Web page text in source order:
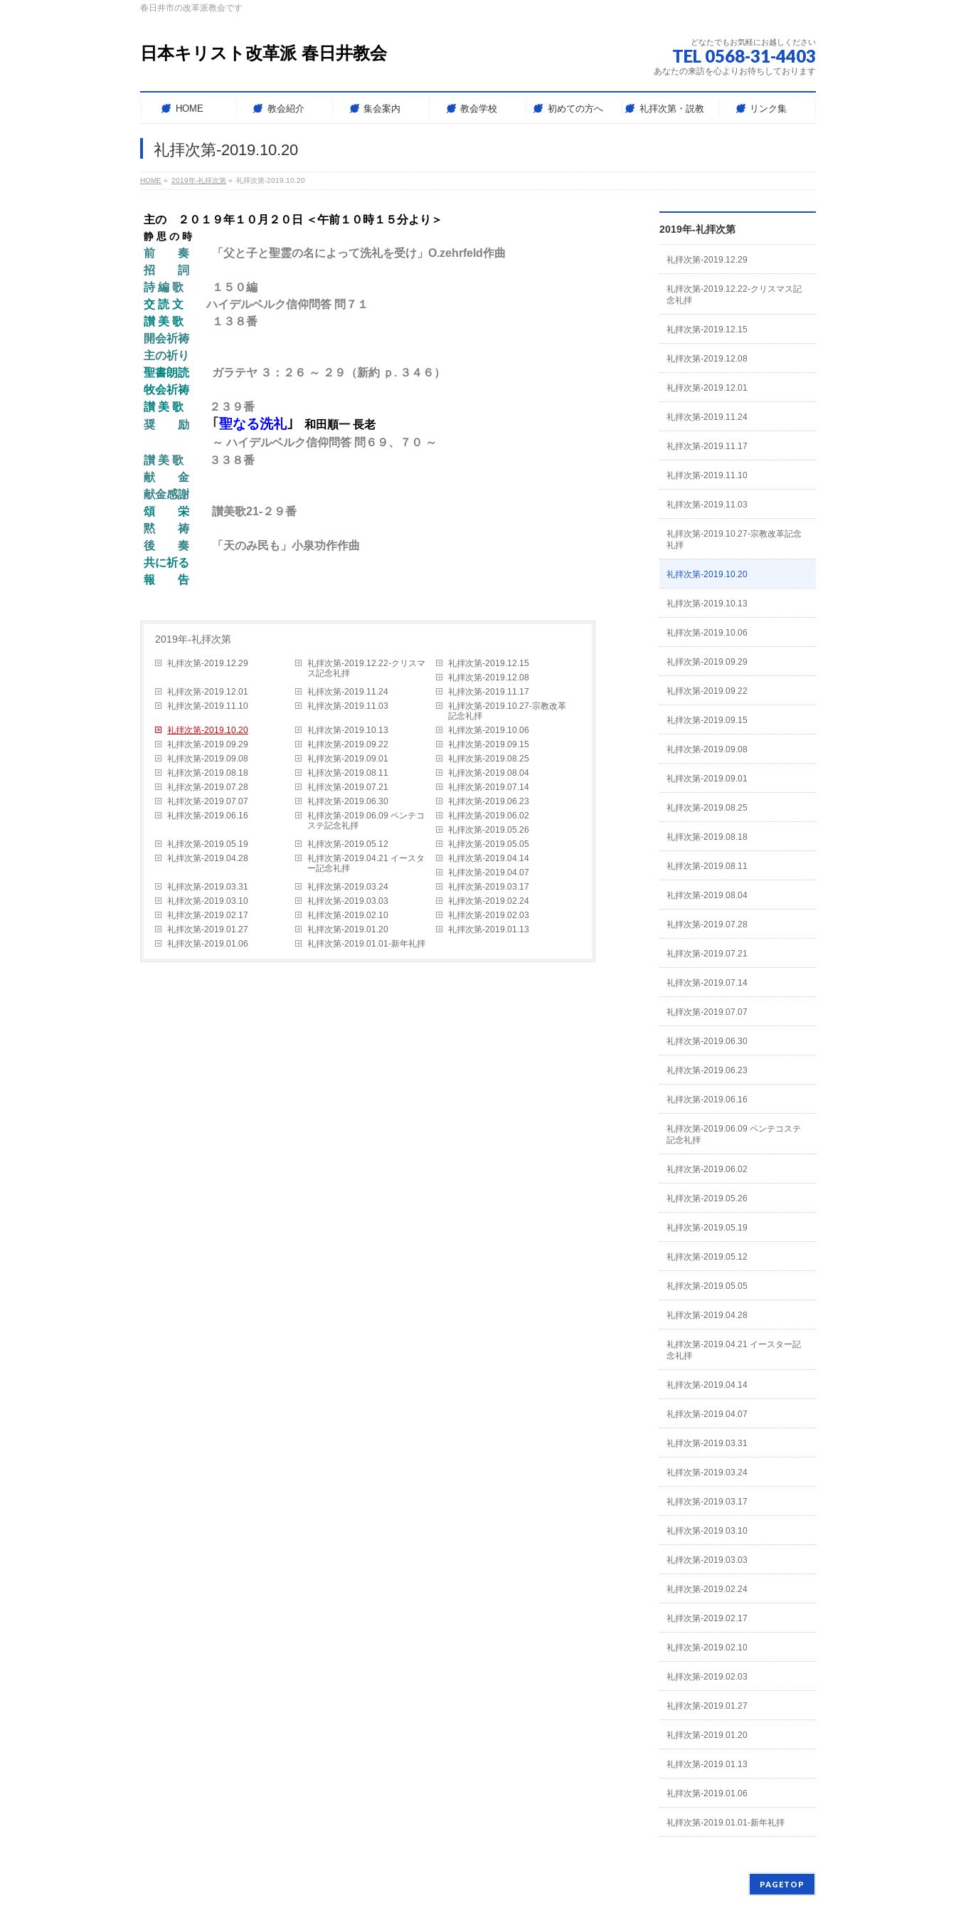
春日井市の改革派教会です
日本キリスト改革派 春日井教会
どなたでもお気軽にお越しください
TEL 0568-31-4403
あなたの来訪を心よりお待ちしております
HOME 教会紹介 集会案内 教会学校 初めての方へ 礼拝次第・説教 リンク集
礼拝次第-2019.10.20
HOME » 2019年-礼拝次第 » 礼拝次第-2019.10.20
主の ２０１９年１０月２０日 ＜午前１０時１５分より＞
静 思 の 時
前 奏
「父と子と聖霊の名によって洗礼を受け」O.zehrfeld作曲
招 詞
詩 編 歌
１５０編
交 読 文ハイデルベルク信仰問答 問７１
讃 美 歌 １３８番
開会祈祷
主の祈り
聖書朗読
ガラテヤ ３：２６ ～ ２９（新約 ｐ. ３４６）
牧会祈祷
讃 美 歌
２３９番
奨 励
｢ 聖なる洗礼｣
和田順一 長老
～ ハイデルベルク信仰問答 問６９、７０ ～
讃 美 歌 ３３８番
献 金
献金感謝
頌 栄 讃美歌21-２９番
黙 祷
後
奏 「天のみ民も」小泉功作作曲
共に祈る
報 告
2019年-礼拝次第
礼拝次第-2019.12.29
礼拝次第-2019.12.22-クリスマ
ス記念礼拝
礼拝次第-2019.12.15
礼拝次第-2019.12.08
礼拝次第-2019.12.01
礼拝次第-2019.11.24
礼拝次第-2019.11.17
礼拝次第-2019.11.10
礼拝次第-2019.11.03
礼拝次第-2019.10.27-宗教改革
記念礼拝
礼拝次第-2019.10.20
礼拝次第-2019.10.13
礼拝次第-2019.10.06
礼拝次第-2019.09.29
礼拝次第-2019.09.22
礼拝次第-2019.09.15
礼拝次第-2019.09.08
礼拝次第-2019.09.01
礼拝次第-2019.08.25
礼拝次第-2019.08.18
礼拝次第-2019.08.11
礼拝次第-2019.08.04
礼拝次第-2019.07.28
礼拝次第-2019.07.21
礼拝次第-2019.07.14
礼拝次第-2019.07.07
礼拝次第-2019.06.30
礼拝次第-2019.06.23
礼拝次第-2019.06.16
礼拝次第-2019.06.09 ペンテコ
ステ記念礼拝
礼拝次第-2019.06.02
礼拝次第-2019.05.26
礼拝次第-2019.05.19
礼拝次第-2019.05.12
礼拝次第-2019.05.05
礼拝次第-2019.04.28
礼拝次第-2019.04.21 イースタ
ー記念礼拝
礼拝次第-2019.04.14
礼拝次第-2019.04.07
礼拝次第-2019.03.31
礼拝次第-2019.03.24
礼拝次第-2019.03.17
礼拝次第-2019.03.10
礼拝次第-2019.03.03
礼拝次第-2019.02.24
礼拝次第-2019.02.17
礼拝次第-2019.02.10
礼拝次第-2019.02.03
礼拝次第-2019.01.27
礼拝次第-2019.01.20
礼拝次第-2019.01.13
礼拝次第-2019.01.06
礼拝次第-2019.01.01-新年礼拝
2019年-礼拝次第
礼拝次第-2019.12.29
礼拝次第-2019.12.22-クリスマス記
念礼拝
礼拝次第-2019.12.15
礼拝次第-2019.12.08
礼拝次第-2019.12.01
礼拝次第-2019.11.24
礼拝次第-2019.11.17
礼拝次第-2019.11.10
礼拝次第-2019.11.03
礼拝次第-2019.10.27-宗教改革記念
礼拝
礼拝次第-2019.10.20
礼拝次第-2019.10.13
礼拝次第-2019.10.06
礼拝次第-2019.09.29
礼拝次第-2019.09.22
礼拝次第-2019.09.15
礼拝次第-2019.09.08
礼拝次第-2019.09.01
礼拝次第-2019.08.25
礼拝次第-2019.08.18
礼拝次第-2019.08.11
礼拝次第-2019.08.04
礼拝次第-2019.07.28
礼拝次第-2019.07.21
礼拝次第-2019.07.14
礼拝次第-2019.07.07
礼拝次第-2019.06.30
礼拝次第-2019.06.23
礼拝次第-2019.06.16
礼拝次第-2019.06.09 ペンテコステ
記念礼拝
礼拝次第-2019.06.02
礼拝次第-2019.05.26
礼拝次第-2019.05.19
礼拝次第-2019.05.12
礼拝次第-2019.05.05
礼拝次第-2019.04.28
礼拝次第-2019.04.21 イースター記
念礼拝
礼拝次第-2019.04.14
礼拝次第-2019.04.07
礼拝次第-2019.03.31
礼拝次第-2019.03.24
礼拝次第-2019.03.17
礼拝次第-2019.03.10
礼拝次第-2019.03.03
礼拝次第-2019.02.24
礼拝次第-2019.02.17
礼拝次第-2019.02.10
礼拝次第-2019.02.03
礼拝次第-2019.01.27
礼拝次第-2019.01.20
礼拝次第-2019.01.13
礼拝次第-2019.01.06
礼拝次第-2019.01.01-新年礼拝
PAGETOP